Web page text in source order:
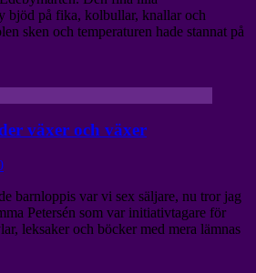
bjöd på fika, kolbullar, knallar och
sken och temperaturen hade stannat på
växer och växer
barnloppis var vi sex säljare, nu tror jag
Petersén som var initiativtagare för
leksaker och böcker med mera lämnas